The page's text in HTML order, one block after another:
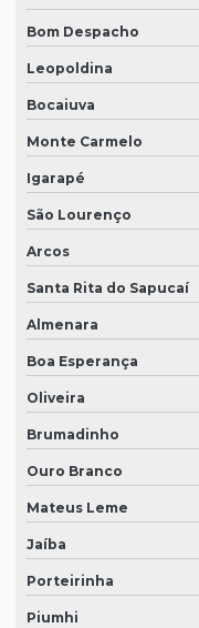
Bom Despacho
Leopoldina
Bocaiuva
Monte Carmelo
Igarapé
São Lourenço
Arcos
Santa Rita do Sapucaí
Almenara
Boa Esperança
Oliveira
Brumadinho
Ouro Branco
Mateus Leme
Jaíba
Porteirinha
Piumhi